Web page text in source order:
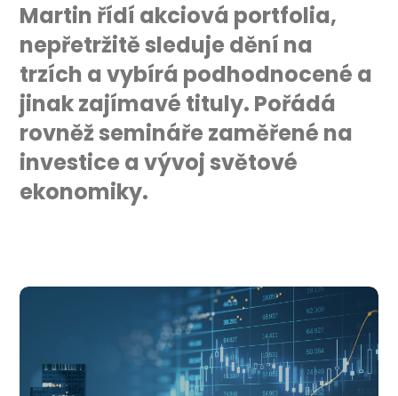
Martin řídí akciová portfolia,
nepřetržitě sleduje dění na
trzích a vybírá podhodnocené a
jinak zajímavé tituly. Pořádá
rovněž semináře zaměřené na
investice a vývoj světové
ekonomiky.